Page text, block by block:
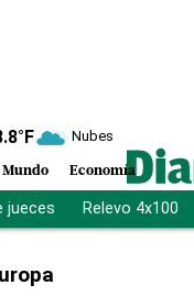
°F Nubes
Mundo Economía
jueces Relevo 4x100